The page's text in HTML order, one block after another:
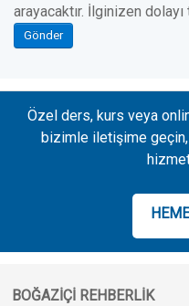
arayacaktır. İlginizen
Gönder
Özel ders, kurs veya
bizimle iletişime
BOĞAZIÇI REHBERLIK